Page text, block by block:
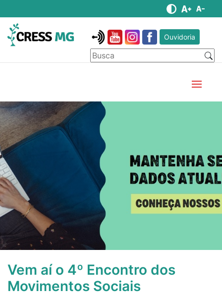
Ouvidoria
Vem aí o 4º Encontro dos
Movimentos Sociais